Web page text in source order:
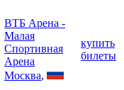
ВТБ Арена -
Малая
Спортивная
Арена
Москва,
купить
билеты